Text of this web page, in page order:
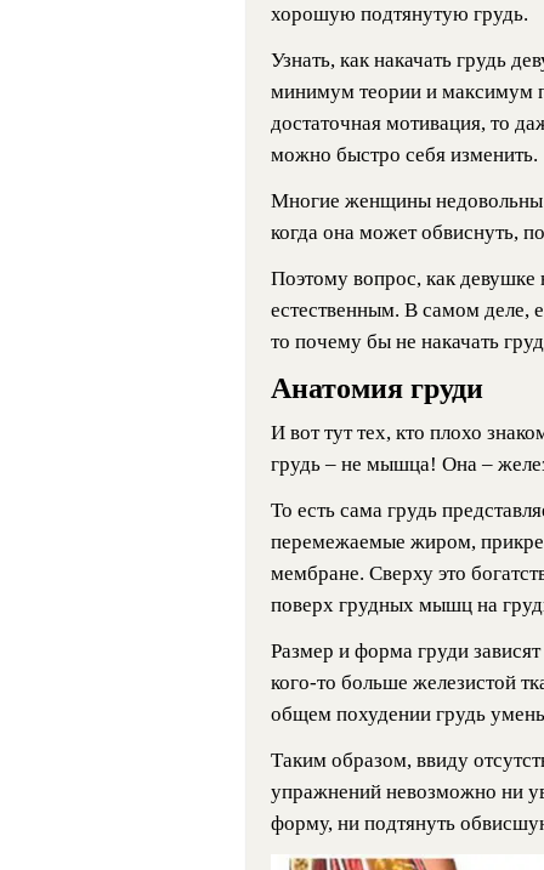
хорошую подтянутую грудь.
Узнать, как накачать грудь
минимум теории и максимум
достаточная мотивация, то
можно быстро себя изменить.
Многие женщины недовольны
когда она может обвиснуть,
Поэтому вопрос, как
естественным. В самом деле,
то почему бы не накачать
Анатомия груди
И вот тут тех, кто плохо
грудь – не мышца! Она –
То есть сама грудь
перемежаемые жиром,
мембране. Сверху это
поверх грудных мышц на
Размер и форма груди
кого-то больше железистой
общем похудении грудь
Таким образом, ввиду
упражнений невозможно ни
форму, ни подтянуть